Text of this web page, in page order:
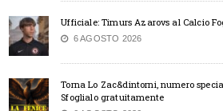
Ufficiale: Timurs Azarovs al Calcio
6 AGOSTO 2026
Torna Lo Zac&dintorni, numero
Sfoglialo gratuitamente